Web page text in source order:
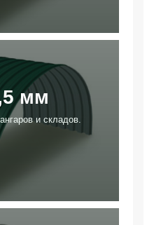
мм
и складов.